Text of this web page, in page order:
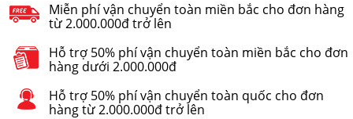
Miễn phí vận chuyển toàn miền bắc cho đơn hàng
từ 2.000.000đ trở lên
Hỗ trợ 50% phí vận chuyển toàn miền bắc cho đơn
hàng dưới 2.000.000đ
Hỗ trợ 50% phí vận chuyển toàn quốc cho đơn
hàng từ 2.000.000đ trở lên